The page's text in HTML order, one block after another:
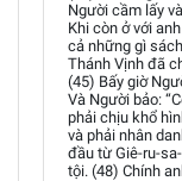
Người cầm lấy
Khi còn ở với
cả những gì
Thánh Vịnh đã
(45) Bấy giờ
Và Người bảo:
phải chịu khổ
và phải nhân
đầu từ Giê-ru-
tội. (48) Chính